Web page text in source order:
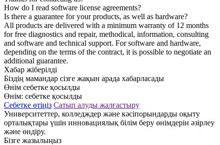
How do I read software license agreements?
Is there a guarantee for your products, as well as hardware?
All products are delivered with a minimum warranty of 12 months
for free diagnostics and repair, methodical, information, consulting
and software and technical support. For software and hardware,
depending on the terms of the contract, it is possible to negotiate an
additional guarantee.
Хабар жіберілді
Біздің мамандар сізге жақын арада хабарласады
Өнім себетке қосылды
Өнім: себетке қосылды
Себетке өтіңіз Сатып алуды жалғастыру
Университеттер, колледждер және кәсіпорындарды оқыту
орталықтары үшін инновациялық білім беру өнімдерін әзірлеу
және өндіру.
Бізге жазылыңыз